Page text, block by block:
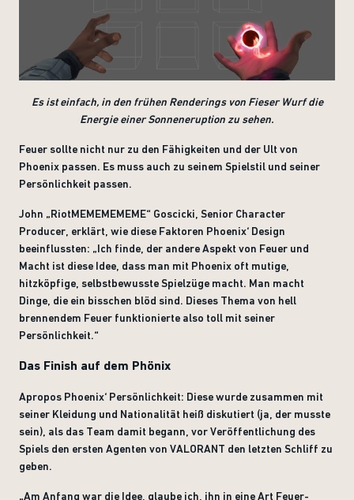
Es ist einfach, in den frühen Renderings von Fieser Wurf die
Energie einer Sonneneruption zu sehen.
Feuer sollte nicht nur zu den Fähigkeiten und der Ult von
Phoenix passen. Es muss auch zu seinem Spielstil und seiner
Persönlichkeit passen.
John „RiotMEMEMEMEME“ Goscicki, Senior Character
Producer, erklärt, wie diese Faktoren Phoenix‘ Design
beeinflussten: „Ich finde, der andere Aspekt von Feuer und
Macht ist diese Idee, dass man mit Phoenix oft mutige,
hitzköpfige, selbstbewusste Spielzüge macht. Man macht
Dinge, die ein bisschen blöd sind. Dieses Thema von hell
brennendem Feuer funktionierte also toll mit seiner
Persönlichkeit.“
Das Finish auf dem Phönix
Apropos Phoenix‘ Persönlichkeit: Diese wurde zusammen mit
seiner Kleidung und Nationalität heiß diskutiert (ja, der musste
sein), als das Team damit begann, vor Veröffentlichung des
Spiels den ersten Agenten von VALORANT den letzten Schliff zu
geben.
„Am Anfang war die Idee, glaube ich, ihn in eine Art Feuer-